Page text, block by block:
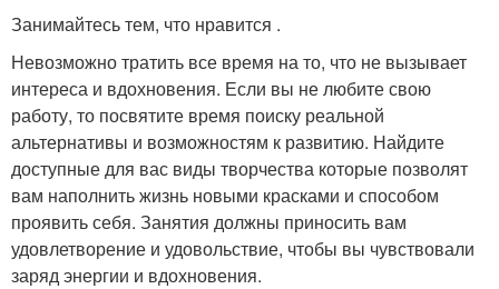
Занимайтесь тем, что нравится .
Невозможно тратить все время на то, что не вызывает
интереса и вдохновения. Если вы не любите свою
работу, то посвятите время поиску реальной
альтернативы и возможностям к развитию. Найдите
доступные для вас виды творчества которые позволят
вам наполнить жизнь новыми красками и способом
проявить себя. Занятия должны приносить вам
удовлетворение и удовольствие, чтобы вы чувствовали
заряд энергии и вдохновения.